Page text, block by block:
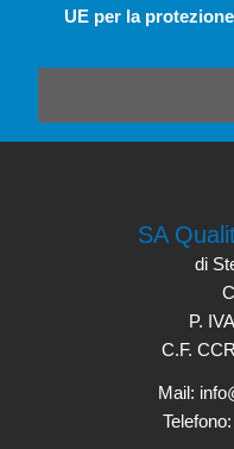
UE per la
SA
di
P.
C.F.
Mail: